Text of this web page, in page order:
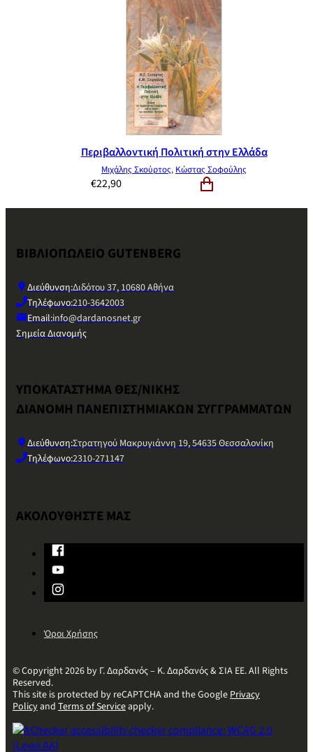
Περιβαλλοντική Πολιτική στην Ελλάδα
Μιχάλης Σκούρτος, Κώστας Σοφούλης
€22,90
ΒΙΒΛΙΟΠΩΛΕΙΟ GUTENBERG
Διεύθυνση:Διδότου 37, 10680 Αθήνα
Τηλέφωνο:210-3642003
Email:info@dardanosnet.gr
Σημεία Διανομής
ΥΠΟΚΑΤΑΣΤΗΜΑ ΘΕΣ/ΝΙΚΗΣ
ΔΙΑΝΟΜΗ ΠΑΝΕΠΙΣΤΗΜΙΑΚΩΝ ΣΥΓΓΡΑΜΜΑΤΩΝ
Διεύθυνση:Στρατηγού Μακρυγιάννη 19, 54635 Θεσσαλονίκη
Τηλέφωνο:2310-271147
ΑΚΟΛΟΥΘΗΣΤΕ ΜΑΣ
Όροι Χρήσης
© Copyright 2026 by Γ. Δαρδανός – Κ. Δαρδανός & ΣΙΑ ΕΕ. All Rights
Reserved.
This site is protected by reCAPTCHA and the GooglePrivacy
Policyand Terms of Serviceapply.